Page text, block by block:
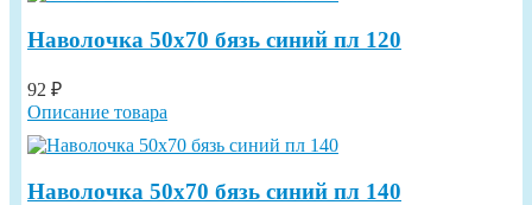
Наволочка 50х70 бязь синий пл 120
92 ₽
Описание товара
Наволочка 50х70 бязь синий пл 140